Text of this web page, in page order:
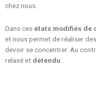
chez nous.
Dans ces états modifiés de
et nous permet de réaliser
devoir se concentrer. Au
relaxé et détendu